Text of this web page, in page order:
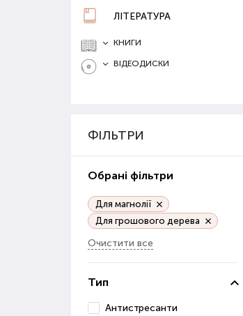
ЛІТЕРАТУРА
КНИГИ
ВІДЕОДИСКИ
ФІЛЬТРИ
Обрані фільтри
Для магнолії
Для грошового дерева
Очистити все
Тип
Антистресанти